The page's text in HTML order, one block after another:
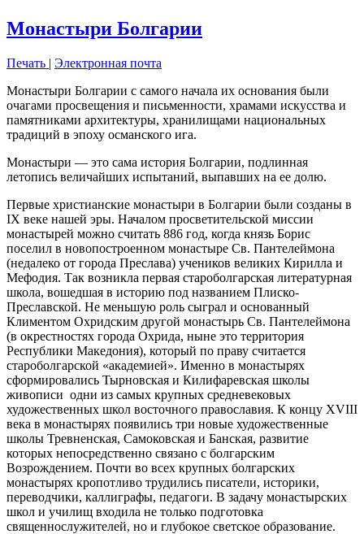
Монастыри Болгарии
Печать | Электронная почта
Монастыри Болгарии с самого начала их основания были
очагами просвещения и письменности, храмами искусства и
памятниками архитектуры, хранилищами национальных
традиций в эпоху османского ига.
Монастыри — это сама история Болгарии, подлинная
летопись величайших испытаний, выпавших на ее долю.
Первые христианские монастыри в Болгарии были созданы в
IX веке нашей эры. Началом просветительской миссии
монастырей можно считать 886 год, когда князь Борис
поселил в новопостроенном монастыре Св. Пантелеймона
(недалеко от города Преслава) учеников великих Кирилла и
Мефодия. Так возникла первая староболгарская литературная
школа, вошедшая в историю под названием Плиско-
Преславской. Не меньшую роль сыграл и основанный
Климентом Охридским другой монастырь Св. Пантелеймона
(в окрестностях города Охрида, ныне это территория
Республики Македония), который по праву считается
староболгарской «академией». Именно в монастырях
сформировались Тырновская и Килифаревская школы
живописи одни из самых крупных средневековых
художественных школ восточного православия. К концу XVIII
века в монастырях появились три новые художественные
школы Тревненская, Самоковская и Банская, развитие
которых непосредственно связано с болгарским
Возрождением. Почти во всех крупных болгарских
монастырях кропотливо трудились писатели, историки,
переводчики, каллиграфы, педагоги. В задачу монастырских
школ и училищ входила не только подготовка
священнослужителей, но и глубокое светское образование.